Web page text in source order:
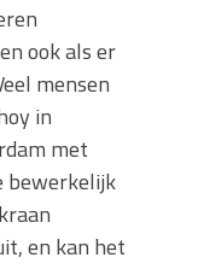
ook als er
mensen
in
met
bewerkelijk
en kan het